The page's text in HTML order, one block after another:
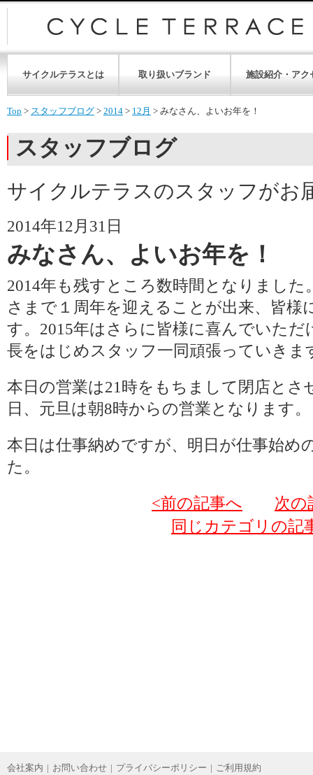
サイクルテラスとは 取り扱いブランド 施設紹介・アク
Top > スタッフブログ > 2014 > 12月 > みなさん、よいお年を！
スタッフブログ
サイクルテラスのスタッフがお
2014年12月31日
みなさん、よいお年を！
2014年も残すところ数時間となりまし
さまで１周年を迎えることが出来、皆様
す。2015年はさらに皆様に喜んでいた
長をはじめスタッフ一同頑張っていきま
本日の営業は21時をもちまして閉店と
日、元旦は朝8時からの営業となります。
本日は仕事納めですが、明日が仕事始め
た。
<前の記事へ
次の
同じカテゴリの記
会社案内 | お問い合わせ | プライバシーポリシー | ご利用規約